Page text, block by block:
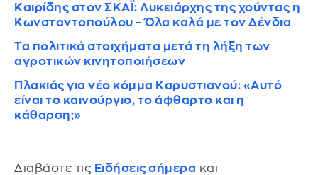
Καιρίδης στον ΣΚΑΪ: Λυκειάρχης της χούντας η
Κωνσταντοπούλου – Όλα καλά με τον Δένδια
Τα πολιτικά στοιχήματα μετά τη λήξη των
αγροτικών κινητοποιήσεων
Πλακιάς για νέο κόμμα Καρυστιανού: «Αυτό
είναι το καινούργιο, το άφθαρτο και η
κάθαρση;»
Διαβάστε τις Ειδήσεις σήμερα και